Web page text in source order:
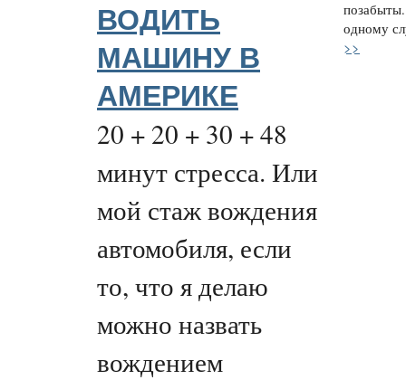
ВОДИТЬ
МАШИНУ В
АМЕРИКЕ
20 + 20 + 30 + 48
минут стресса. Или
мой стаж вождения
автомобиля, если
то, что я делаю
можно назвать
вождением
одному
>>